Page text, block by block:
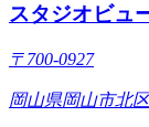
スタジオビュ
〒700-0927
岡山県岡山市北